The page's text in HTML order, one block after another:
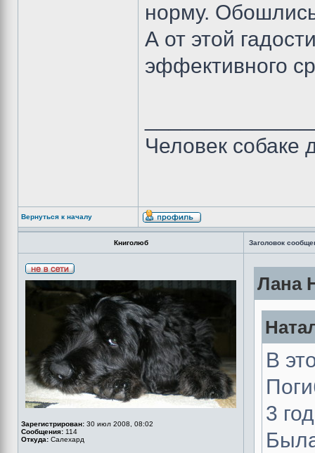
норму.
А от этой
эффективного
Человек собаке
Вернуться к началу
Книголюб Заголовок
Зарегистрирован: 30 июл 2008, 08:02
Сообщения: 114
Откуда: Салехард
Лана
В
3